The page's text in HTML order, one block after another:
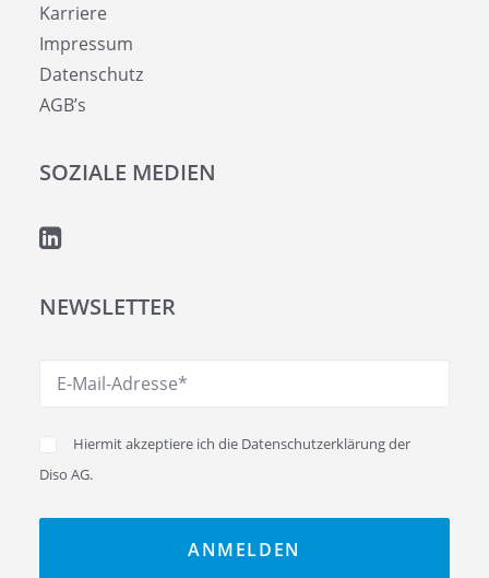
Karriere
Impressum
Datenschutz
AGB’s
SOZIALE MEDIEN
NEWSLETTER
Hiermit akzeptiere ich die Datenschutzerklärungder
Diso AG.